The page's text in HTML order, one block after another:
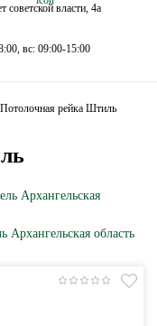
советской власти, 4а
вс: 09:00-15:00
Потолочная рейка Штиль
Архангельская
область